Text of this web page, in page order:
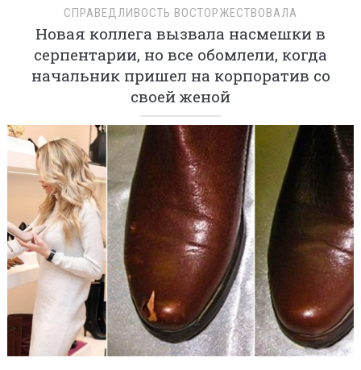
СПРАВЕДЛИВОСТЬ ВОСТОРЖЕСТВОВАЛА
Новая коллега вызвала насмешки в
серпентарии, но все обомлели, когда
начальник пришел на корпоратив со
своей женой